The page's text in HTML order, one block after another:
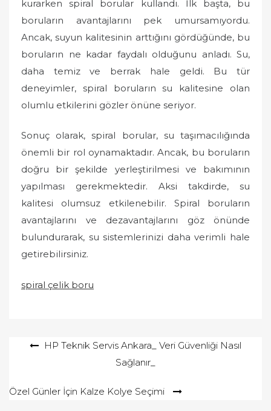
kurarken spiral borular kullandı. İlk başta, bu
boruların avantajlarını pek umursamıyordu.
Ancak, suyun kalitesinin arttığını gördüğünde, bu
boruların ne kadar faydalı olduğunu anladı. Su,
daha temiz ve berrak hale geldi. Bu tür
deneyimler, spiral boruların su kalitesine olan
olumlu etkilerini gözler önüne seriyor.
Sonuç olarak, spiral borular, su taşımacılığında
önemli bir rol oynamaktadır. Ancak, bu boruların
doğru bir şekilde yerleştirilmesi ve bakımının
yapılması gerekmektedir. Aksi takdirde, su
kalitesi olumsuz etkilenebilir. Spiral boruların
avantajlarını ve dezavantajlarını göz önünde
bulundurarak, su sistemlerinizi daha verimli hale
getirebilirsiniz.
spiral çelik boru
Yazı
HP Teknik Servis Ankara_ Veri Güvenliği Nasıl
Sağlanır_
Özel Günler İçin Kalze Kolye Seçimi